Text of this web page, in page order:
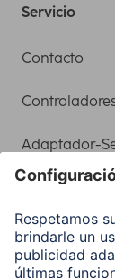
Servicio
Contacto
Adaptador-
Clientes